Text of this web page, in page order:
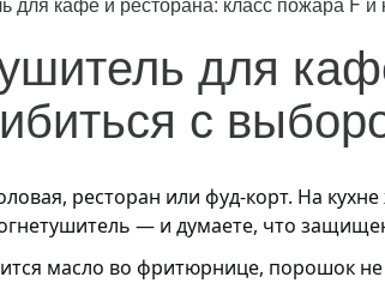
для
с
ресторан или фуд-корт. На
— и думаете, что
масло во фритюрнице, порошок